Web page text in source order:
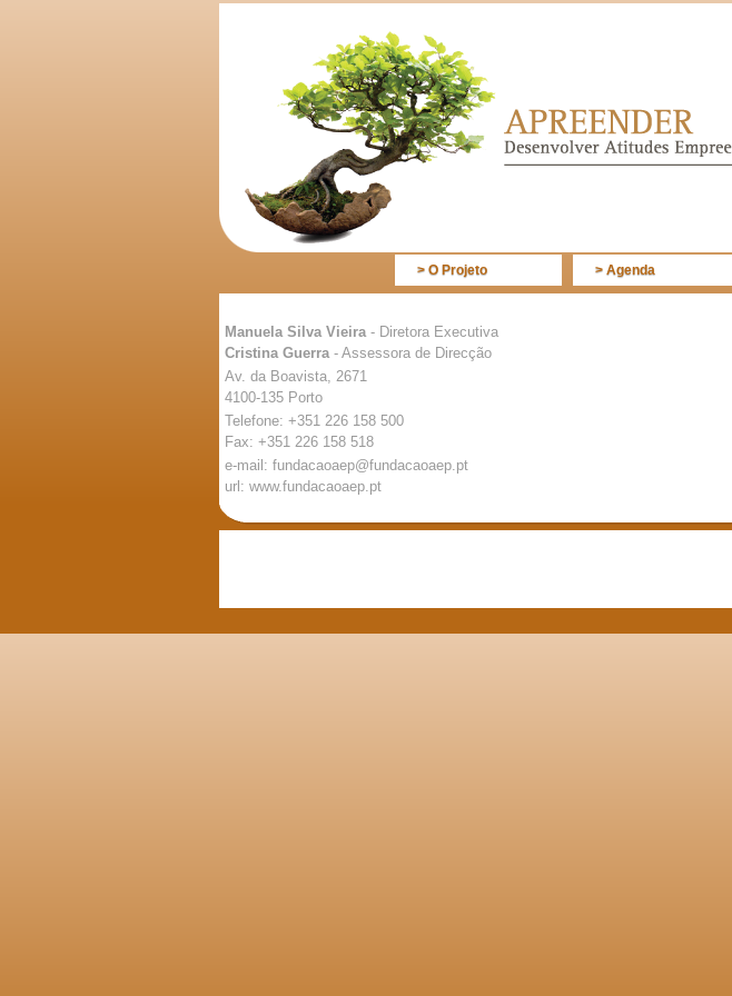
> O Projeto > Agenda
Manuela Silva Vieira- Diretora Executiva
Cristina Guerra- Assessora de Direcção
Av. da Boavista, 2671
4100-135 Porto
Telefone: +351 226 158 500
Fax: +351 226 158 518
e-mail: fundacaoaep@fundacaoaep.pt
url: www.fundacaoaep.pt